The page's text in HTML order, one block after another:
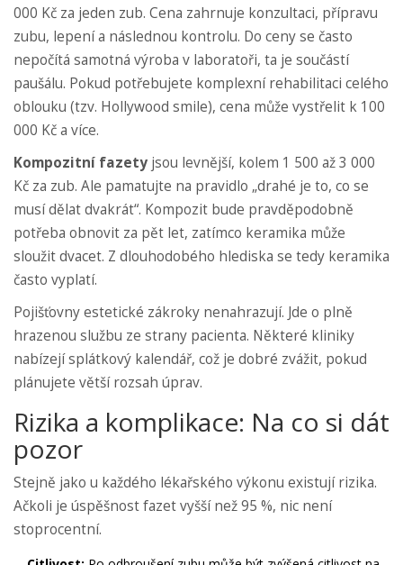
000 Kč za jeden zub. Cena zahrnuje konzultaci, přípravu
zubu, lepení a následnou kontrolu. Do ceny se často
nepočítá samotná výroba v laboratoři, ta je součástí
paušálu. Pokud potřebujete komplexní rehabilitaci celého
oblouku (tzv. Hollywood smile), cena může vystřelit k 100
000 Kč a více.
Kompozitní fazety jsou levnější, kolem 1 500 až 3 000
Kč za zub. Ale pamatujte na pravidlo „drahé je to, co se
musí dělat dvakrát“. Kompozit bude pravděpodobně
potřeba obnovit za pět let, zatímco keramika může
sloužit dvacet. Z dlouhodobého hlediska se tedy keramika
často vyplatí.
Pojišťovny estetické zákroky nenahrazují. Jde o plně
hrazenou službu ze strany pacienta. Některé kliniky
nabízejí splátkový kalendář, což je dobré zvážit, pokud
plánujete větší rozsah úprav.
Rizika a komplikace: Na co si dát
pozor
Stejně jako u každého lékařského výkonu existují rizika.
Ačkoli je úspěšnost fazet vyšší než 95 %, nic není
stoprocentní.